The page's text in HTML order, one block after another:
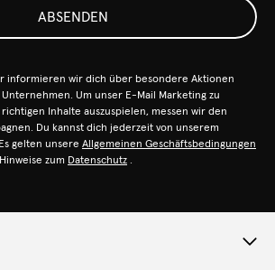
ABSENDEN
informieren wir dich über besondere Aktionen
Um unser E-Mail Marketing zu
Inhalte auszuspielen, messen wir den
Du kannst dich jederzeit von unserem
gelten unsere Allgemeinen Geschäftsbedingungen
zum Datenschutz .